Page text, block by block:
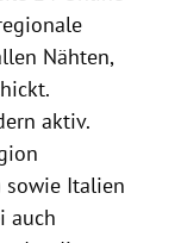
Nähten,
aktiv.
sowie Italien
auch